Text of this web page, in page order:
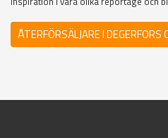
ÅTERFÖRSÄLJARE I